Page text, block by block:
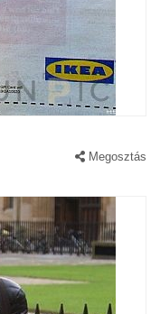
Megosztás